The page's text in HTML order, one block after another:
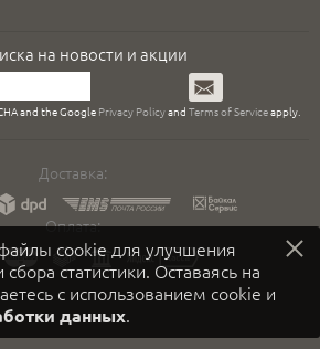
cookie для улучшения
статистики. Оставаясь на
с использованием cookie и
данных.
на новости и акции
Подписаться
and the Google Privacy Policyand Terms of Serviceapply.
Доставка:
Оплата: